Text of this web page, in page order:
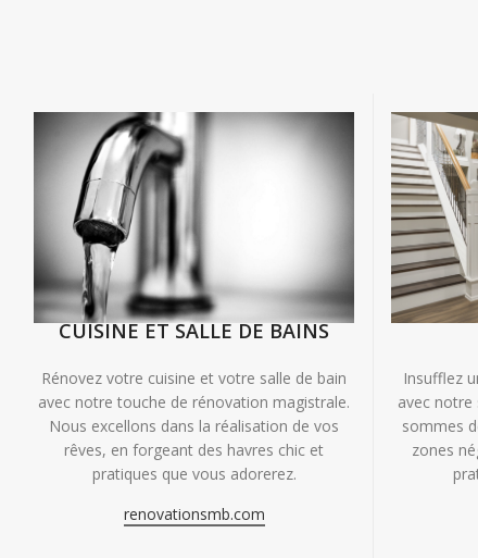
CUISINE ET SALLE DE BAINS
Rénovez votre cuisine et votre salle de bain
avec notre touche de rénovation magistrale.
Nous excellons dans la réalisation de vos
rêves, en forgeant des havres chic et
pratiques que vous adorerez.
renovationsmb.com
Insufflez
avec notre
sommes
zones